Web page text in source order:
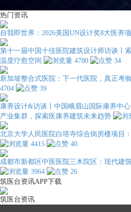
热门资讯
自我即世界：2026美国UN设计奖8大医养项
第十一届中国十佳医院建筑设计师访谈丨
温度疗愈空间
4780 34
新加坡整合式医院：下一代医院，真正考
4704
39
康养设计&访谈丨中国峨眉山国际康养中
产业集群，探索医康养建筑未来趋势
北京大学人民医院白塔寺综合病房楼项目
4415
40
成都市新都区中医医院三木院区：现代建
3964
26
筑医台资讯APP下载
筑医台资讯